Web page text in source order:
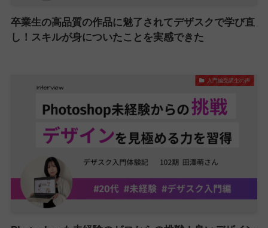
卒業生の高品質の作品に魅了されてデザスクで学び直
し！スキルが身についたことを実感できた
入門編受講生の声